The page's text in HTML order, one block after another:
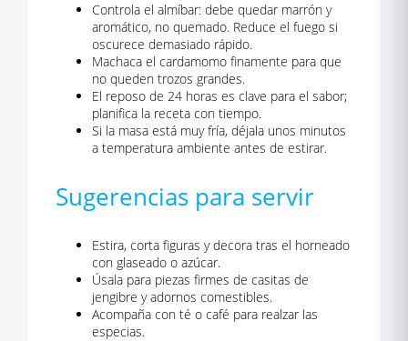
Controla el almíbar: debe quedar marrón y
aromático, no quemado. Reduce el fuego si
oscurece demasiado rápido.
Machaca el cardamomo finamente para que
no queden trozos grandes.
El reposo de 24 horas es clave para el sabor;
planifica la receta con tiempo.
Si la masa está muy fría, déjala unos minutos
a temperatura ambiente antes de estirar.
Sugerencias para servir
Estira, corta figuras y decora tras el horneado
con glaseado o azúcar.
Úsala para piezas firmes de casitas de
jengibre y adornos comestibles.
Acompaña con té o café para realzar las
especias.